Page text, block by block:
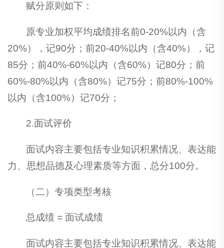
赋分原则如下：
原专业加权平均成绩排名前0-20%以内（含
20%），记90分；前20-40%以内（含40%），记
85分；前40%-60%以内（含60%）记80分；前
60%-80%以内（含80%）记75分；前80%-100%
以内（含100%）记70分；
2.面试评价
面试内容主要包括专业知识积累情况、表达能
力、思想品德及心理素质等方面，总分100分。
（二）专项类型考核
总成绩 = 面试成绩
面试内容主要包括专业知识积累情况、表达能